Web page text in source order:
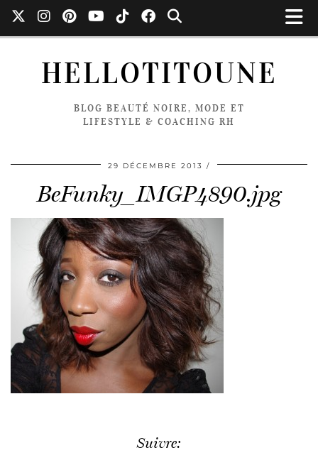
HELLOTITOUNE
BLOG BEAUTÉ NOIRE, MODE ET
LIFESTYLE & COACHING RH
29 DÉCEMBRE 2013
BeFunky_IMGP4890.jpg
Suivre: